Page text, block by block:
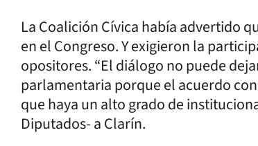
La Coalición Cívica había advertido
en el Congreso. Y exigieron la
opositores. “El diálogo no puede
parlamentaria porque el acuerdo
que haya un alto grado de
Diputados- a Clarín.